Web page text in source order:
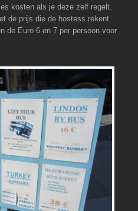
kosten als je deze zelf regelt.
de prijs die de hostess rekent.
de Euro 6 en 7 per persoon voor